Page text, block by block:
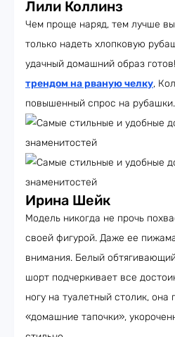
Лили Коллинз
Чем проще наряд, тем лучше
только надеть хлопковую
удачный домашний образ
трендом на рваную челку,
повышенный спрос на рубашки.
Ирина Шейк
Модель никогда не прочь
своей фигурой. Даже ее
внимания. Белый
шорт подчеркивает все
ногу на туалетный столик, она
«домашние тапочки»,